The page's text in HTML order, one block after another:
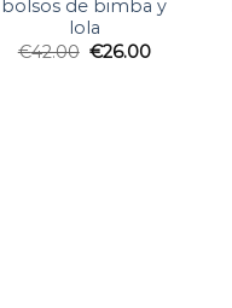
bolsos de bimba y
lola
€42.00 €26.00